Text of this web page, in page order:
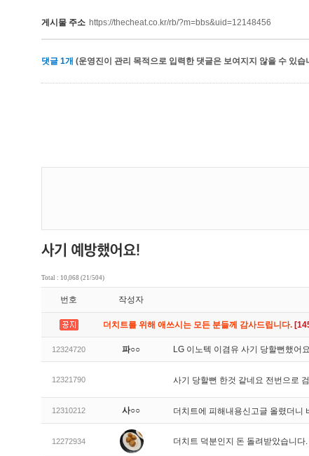
게시물 주소 https://thecheat.co.kr/rb/?m=bbs&uid=12148456
댓글 1개 (운영진이 관리 목적으로 입력한 댓글은 보여지지 않을 수 있습
Total : 10,068 (21/504)
번호 작성자
더치트를 위해 애쓰시는 모든 분들께 감사드립니다.
12324720 파○○ LG 이노텍 이겸유 사기 당할뻔했어요
12321790 사기 당할뻔 한것 같네요 전번으로
12310212 사○○ 더치트에 피해내용신고글 올렸더니
12272934 더치트 덕분인지 돈 돌려받았습니